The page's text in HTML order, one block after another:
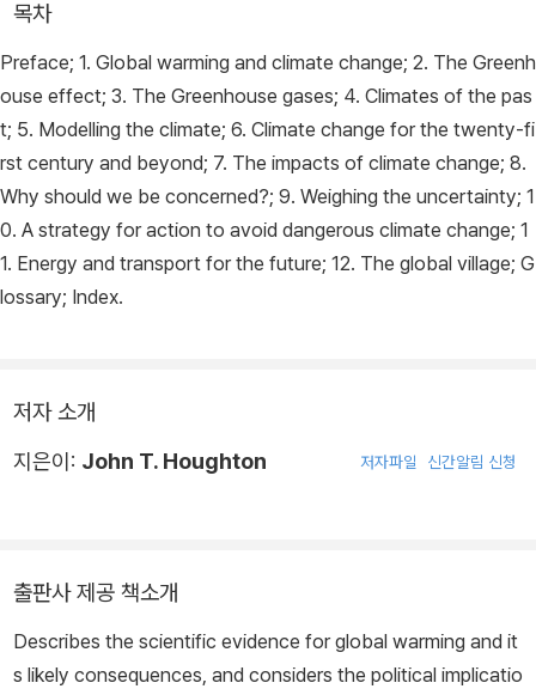
목차
Preface; 1. Global warming and climate change; 2. The Greenh
ouse effect; 3. The Greenhouse gases; 4. Climates of the pas
t; 5. Modelling the climate; 6. Climate change for the twenty-fi
rst century and beyond; 7. The impacts of climate change; 8.
Why should we be concerned?; 9. Weighing the uncertainty; 1
0. A strategy for action to avoid dangerous climate change; 1
1. Energy and transport for the future; 12. The global village; G
lossary; Index.
저자 소개
지은이: John T. Houghton 저자파일 신간알림 신청
출판사 제공 책소개
Describes the scientific evidence for global warming and it
s likely consequences, and considers the political implicatio